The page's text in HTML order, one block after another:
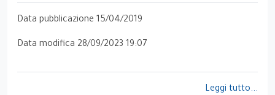
Data pubblicazione 15/04/2019
Data modifica 28/09/2023 19:07
Leggi tutto...